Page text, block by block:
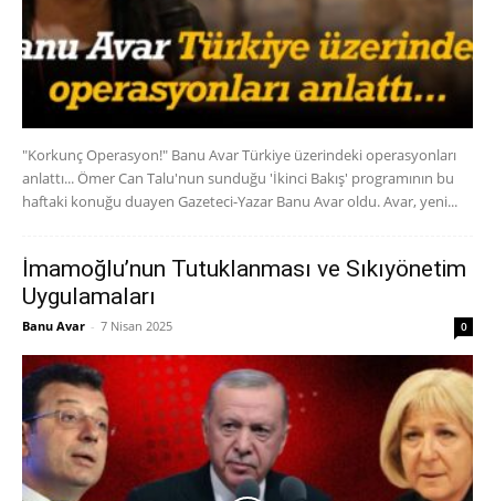
"Korkunç Operasyon!" Banu Avar Türkiye üzerindeki operasyonları
anlattı... Ömer Can Talu'nun sunduğu 'İkinci Bakış' programının bu
haftaki konuğu duayen Gazeteci-Yazar Banu Avar oldu. Avar, yeni...
İmamoğlu’nun Tutuklanması ve Sıkıyönetim
Uygulamaları
Banu Avar - 7 Nisan 2025 0